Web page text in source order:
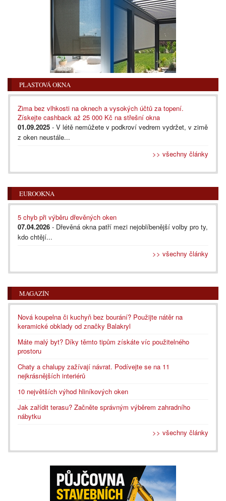
PLASTOVÁ OKNA
Zima bez vlhkosti na oknech a vysokých účtů za topení.
Získejte cashback až 25 000 Kč na střešní okna
01.09.2025 - V létě nemůžete v podkroví vedrem vydržet, v zimě
z oken neustále...
>> všechny články
EUROOKNA
5 chyb při výběru dřevěných oken
07.04.2026 - Dřevěná okna patří mezi nejoblíbenější volby pro ty,
kdo chtějí...
>> všechny články
MAGAZÍN
Nová koupelna či kuchyň bez bourání? Použijte nátěr na
keramické obklady od značky Balakryl
Máte malý byt? Díky těmto tipům získáte víc použitelného
prostoru
Chaty a chalupy zažívají návrat. Podívejte se na 11
nejkrásnějších interiérů
10 největších výhod hliníkových oken
Jak zařídit terasu? Začněte správným výběrem zahradního
nábytku
>> všechny články